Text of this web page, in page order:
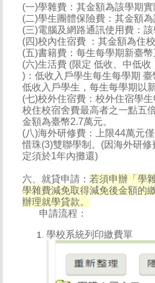
(一)學雜費：其金額為該學期實
(二)學生團體保險費：其金額為
(三)電腦及網路通訊使用費：該
(四)校內住宿費 ：其金額為住校
(五)書籍費：每生每學期新臺幣
(六)生活費 (限定 低收、中低
)：低收入戶學生每生每學期
低收入戶學生，每生每學期以
(七)校外住宿費：校外住宿學
校住校宿舍費最高者之一點五
金額為臺幣2.7萬元。
(八)海外研修費：上限44萬元
惜珠(3)雙聯學制。(因海外研
定須於1年內攤還)
六、就貸申請： 若須申辦「學
學雜費減免取得減免後金額的
辦理就學貸款。
申請流程：
學校系統列印繳費單